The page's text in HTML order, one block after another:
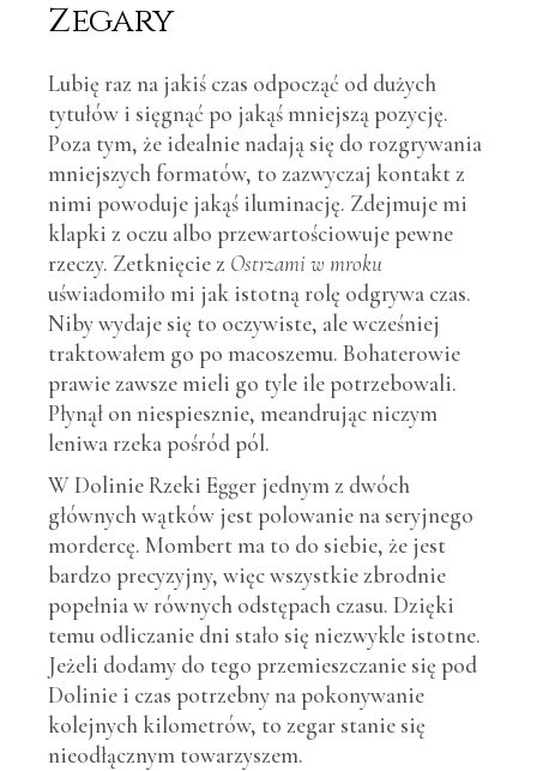
Zegary
Lubię raz na jakiś czas odpocząć od dużych
tytułów i sięgnąć po jakąś mniejszą pozycję.
Poza tym, że idealnie nadają się do rozgrywania
mniejszych formatów, to zazwyczaj kontakt z
nimi powoduje jakąś iluminację. Zdejmuje mi
klapki z oczu albo przewartościowuje pewne
rzeczy. Zetknięcie z Ostrzami w mroku
uświadomiło mi jak istotną rolę odgrywa czas.
Niby wydaje się to oczywiste, ale wcześniej
traktowałem go po macoszemu. Bohaterowie
prawie zawsze mieli go tyle ile potrzebowali.
Płynął on niespiesznie, meandrując niczym
leniwa rzeka pośród pól.
W Dolinie Rzeki Egger jednym z dwóch
głównych wątków jest polowanie na seryjnego
mordercę. Mombert ma to do siebie, że jest
bardzo precyzyjny, więc wszystkie zbrodnie
popełnia w równych odstępach czasu. Dzięki
temu odliczanie dni stało się niezwykle istotne.
Jeżeli dodamy do tego przemieszczanie się pod
Dolinie i czas potrzebny na pokonywanie
kolejnych kilometrów, to zegar stanie się
nieodłącznym towarzyszem.